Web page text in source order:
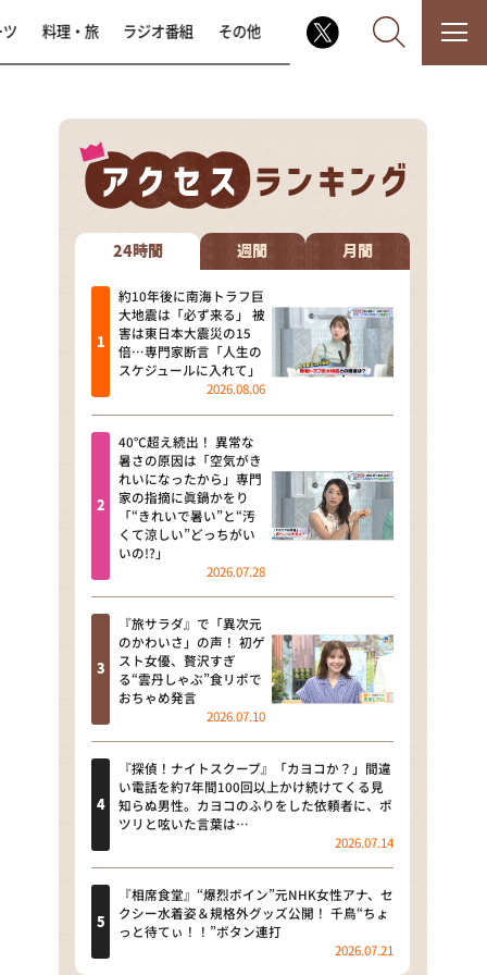
なるみ・岡村の過ぎるTV
相席食堂
これ余談なんですけど・・・
～人生密着トークバラエティ！
～ やすとものいたって真剣です
探偵！ナイトスクープ
news おかえり
河合＆A.B.C-Z塚田×福井アナ
「なんでやねん！？」（news お
かえり）
DAIGOも台所 ～きょうの献立 何
にする？～
本日はダイアンなり！シーズン２
朝だ！生です旅サラダ
教えて！ニュースライブ 正義の
ミカタ
ＬＩＦＥ～夢のカタチ～
新婚さんいらっしゃい！
ポツンと一軒家
ザキ山小屋本館
料理・旅 ラジオ番組 その他
24時間 週間 月間
約10年後に南海トラフ巨
大地震は「必ず来る」 被
害は東日本大震災の15
倍…専門家断言「人生の
スケジュールに入れて」
2026.08.06
40℃超え続出！ 異常な
暑さの原因は「空気がき
れいになったから」専門
家の指摘に眞鍋かをり
「“きれいで暑い”と“汚
くて涼しい”どっちがい
いの!?」
2026.07.28
『旅サラダ』で「異次元
のかわいさ」の声！ 初ゲ
スト女優、贅沢すぎ
る“雲丹しゃぶ”食リポで
おちゃめ発言
2026.07.10
『探偵！ナイトスクープ』「カヨコか？」間違
い電話を約7年間100回以上かけ続けてくる見
知らぬ男性。カヨコのふりをした依頼者に、ポ
ツリと呟いた言葉は…
2026.07.14
『相席食堂』“爆烈ボイン”元NHK女性アナ、セ
クシー水着姿＆規格外グッズ公開！ 千鳥“ちょ
っと待てぃ！！”ボタン連打
2026.07.21